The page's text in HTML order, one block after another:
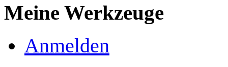
Meine Werkzeuge
Anmelden